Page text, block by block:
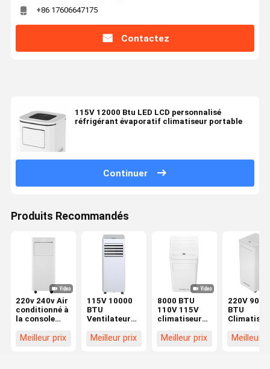
+86 17606647175
Contactez
115V 12000 Btu LED LCD personnalisé
réfrigérant évaporatif climatiseur portable
Continuer
Produits Recommandés
220v 240v Air
conditionné à
la console
télécommande
Meilleur prix
115V 10000
BTU
Ventilateur
refroidissement
Meilleur prix
8000 BTU
110V 115V
climatiseur
portable
Meilleur prix
220V 9000
BTU
faible
Meilleur